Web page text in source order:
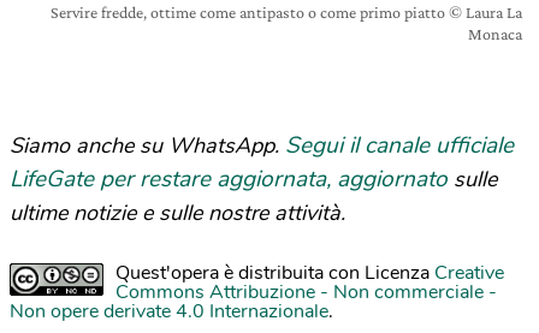
Servire fredde, ottime come antipasto o come primo piatto © Laura La
Monaca
Siamo anche su WhatsApp. Segui il canale ufficiale
LifeGate per restare aggiornata, aggiornato sulle
ultime notizie e sulle nostre attività.
Quest'opera è distribuita con Licenza Creative
Commons Attribuzione - Non commerciale -
Non opere derivate 4.0 Internazionale.